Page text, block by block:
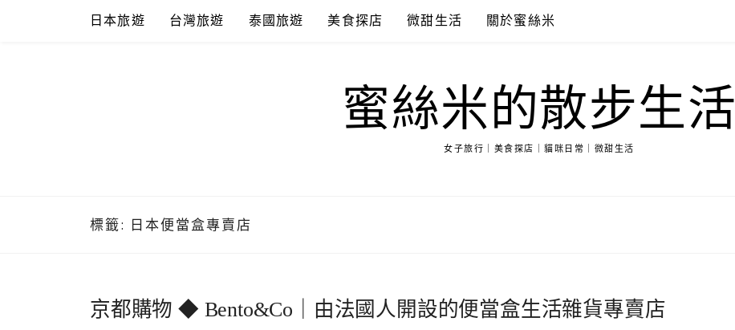
日本旅遊 台灣旅遊 泰國旅遊 美食探店 微甜生活 關於蜜絲米
蜜絲米的散步生活
女子旅行｜美食探店｜貓咪日常｜微甜生活
標籤: 日本便當盒專賣店
京都購物 ◆ Bento&Co｜由法國人開設的便當盒生活雜貨專賣店